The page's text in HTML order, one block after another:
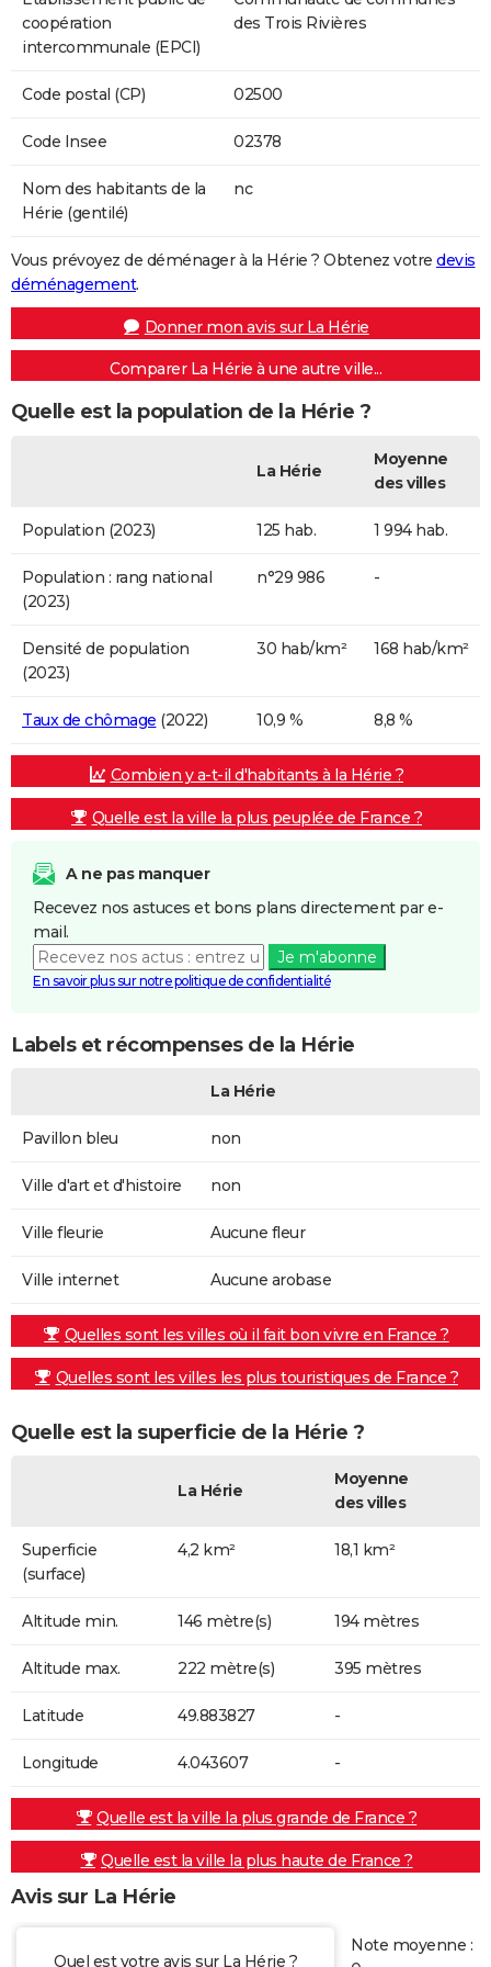
coopération
intercommunale (EPCI)
des Trois Rivières
Code postal (CP) 02500
Code Insee 02378
Nom des habitants de la
Hérie (gentilé)
nc
Vous prévoyez de déménager à la Hérie ? Obtenez votre devis
déménagement.
Donner mon avis sur La Hérie
Comparer La Hérie à une autre ville...
Quelle est la population de la Hérie ?
La Hérie
Moyenne
des villes
Population (2023) 125 hab. 1 994 hab.
Population : rang national
(2023)
n°29 986 -
Densité de population
(2023)
30 hab/km² 168 hab/km²
Taux de chômage (2022) 10,9 % 8,8 %
Combien y a-t-il d'habitants à la Hérie ?
Quelle est la ville la plus peuplée de France ?
A ne pas manquer
Recevez nos astuces et bons plans directement par e-
mail.
Je m'abonne
En savoir plus sur notre politique de confidentialité
Labels et récompenses de la Hérie
La Hérie
Pavillon bleu non
Ville d'art et d'histoire non
Ville fleurie Aucune fleur
Ville internet Aucune arobase
Quelles sont les villes où il fait bon vivre en France ?
Quelles sont les villes les plus touristiques de France ?
Quelle est la superficie de la Hérie ?
La Hérie
Moyenne
des villes
Superficie
(surface)
4,2 km² 18,1 km²
Altitude min. 146 mètre(s) 194 mètres
Altitude max. 222 mètre(s) 395 mètres
Latitude 49.883827 -
Longitude 4.043607 -
Quelle est la ville la plus grande de France ?
Quelle est la ville la plus haute de France ?
Avis sur La Hérie
Quel est votre avis sur La Hérie ?
Note moyenne :